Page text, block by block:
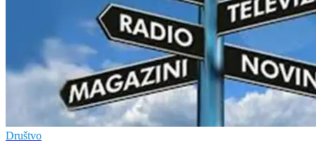
Društvo